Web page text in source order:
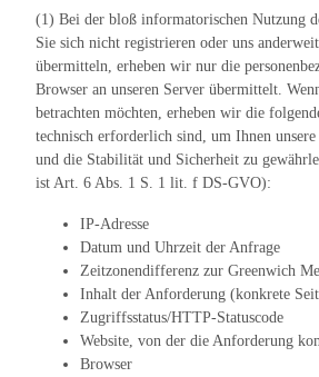
(1) Bei der bloß informatorischen Nutzung
Sie sich nicht registrieren oder uns
übermitteln, erheben wir nur die
Browser an unseren Server übermittelt.
betrachten möchten, erheben wir die
technisch erforderlich sind, um Ihnen unsere
und die Stabilität und Sicherheit zu
ist Art. 6 Abs. 1 S. 1 lit. f DS-GVO):
IP-Adresse
Datum und Uhrzeit der Anfrage
Zeitzonendifferenz zur Greenwich
Inhalt der Anforderung (konkrete
Zugriffsstatus/HTTP-Statuscode
Website, von der die Anforderung
Browser